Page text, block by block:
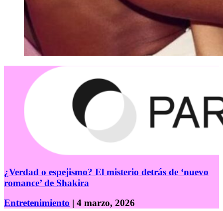
¿Verdad o espejismo? El misterio detrás de ‘nuevo
romance’ de Shakira
Entretenimiento | 4 marzo, 2026